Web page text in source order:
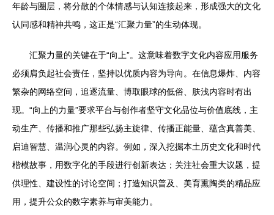
年龄与圈层，将分散的个体情感与认知连接起来，形成强大的文化
认同感和精神共鸣，这正是“汇聚力量”的生动体现。
汇聚力量的关键在于“向上”。这意味着数字文化内容应用服务
必须肩负起社会责任，坚持以优质内容为导向。在信息爆炸、内容
繁杂的网络空间，追逐流量、博取眼球的低俗、肤浅内容时有出
现。“向上的力量”要求平台与创作者坚守文化品位与价值底线，主
动生产、传播和推广那些弘扬主旋律、传播正能量、蕴含真善美、
启迪智慧、温润心灵的内容。例如，深入挖掘本土历史文化和时代
楷模故事，用数字化的手段进行创新表达；关注社会重大议题，提
供理性、建设性的讨论空间；打造知识普及、美育熏陶类的精品应
用，提升公众的数字素养与审美能力。